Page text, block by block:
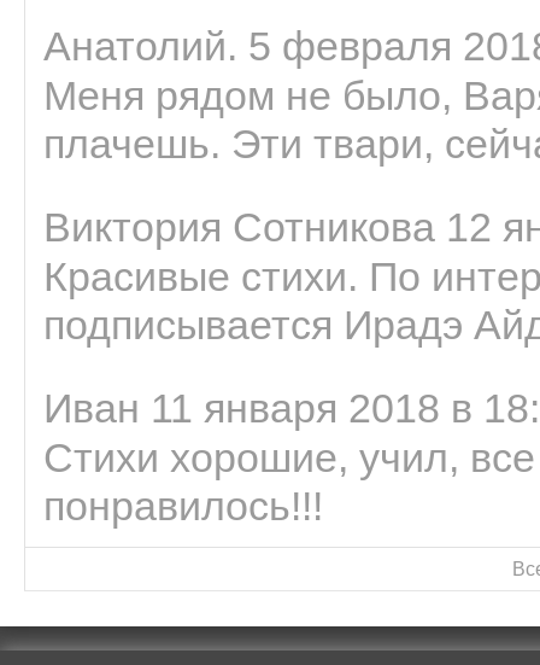
Анатолий. 5 февраля
Меня рядом не было,
плачешь. Эти твари,
Виктория Сотникова 12
Красивые стихи. По
подписывается Ирадэ
Иван 11 января 2018 в
Стихи хорошие, учил,
понравилось!!!